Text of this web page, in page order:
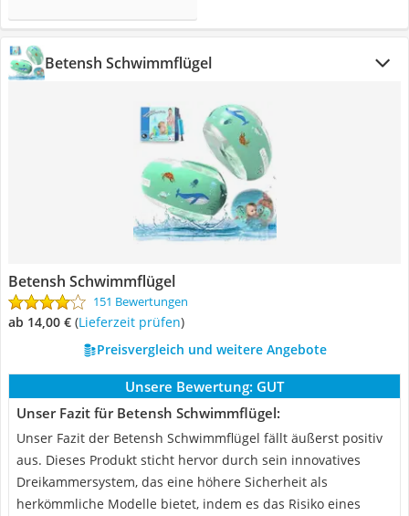
Betensh Schwimmflügel
Betensh Schwimmflügel
151 Bewertungen
ab 14,00 € (Lieferzeit prüfen)
Preisvergleich und weitere Angebote
Unsere Bewertung: GUT
Unser Fazit für Betensh Schwimmflügel:
Unser Fazit der Betensh Schwimmflügel fällt äußerst positiv
aus. Dieses Produkt sticht hervor durch sein innovatives
Dreikammersystem, das eine höhere Sicherheit als
herkömmliche Modelle bietet, indem es das Risiko eines